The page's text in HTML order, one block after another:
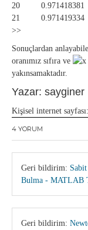
20
21
>>
Sonuçlardan
oranımız sıfıra ve
yakınsamaktadır.
Yazar: sayginer
Kişisel internet
4 YORUM
Geri bildirim:
Bulma - MATLAB
Geri bildirim: